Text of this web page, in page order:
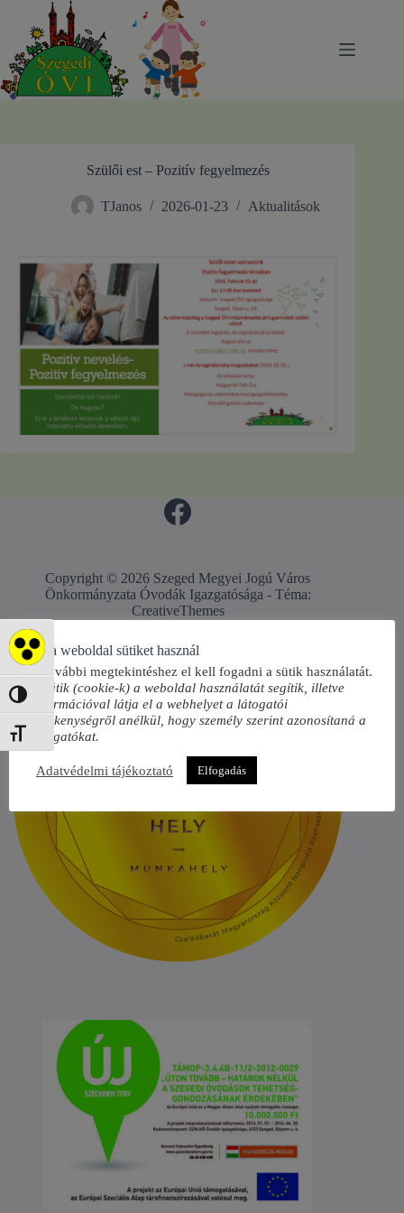
Akadálymentes mód
Nagy kontraszt váltása
Betűméret váltása
content
Szülői est – Pozitív fegyelmezés
TJanos 2026-01-23 Aktualitások
Copyright © 2026 Szeged Megyei Jogú Város
Önkormányzata Óvodák Igazgatósága - Téma:
CreativeThemes
Ez a weboldal sütiket használ
A további megtekintéshez el kell fogadni a sütik használatát.
A sütik (cookie-k) a weboldal használatát segítik, illetve
információval látja el a webhelyet a látogatói
tevékenységről anélkül, hogy személy szerint azonosítaná a
látogatókat.
Adatvédelmi tájékoztató Elfogadás